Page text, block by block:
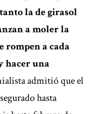
la de girasol
a moler la
rompen a cada
hacer una
admitió que el
hasta